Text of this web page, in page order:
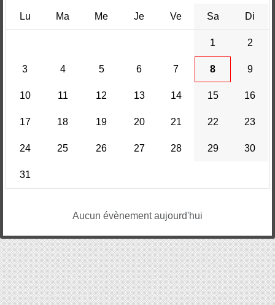
Lu Ma Me Je Ve Sa Di
1 2
3 4 5 6 7 8 9
10 11 12 13 14 15 16
17 18 19 20 21 22 23
24 25 26 27 28 29 30
31
Aucun évènement aujourd'hui